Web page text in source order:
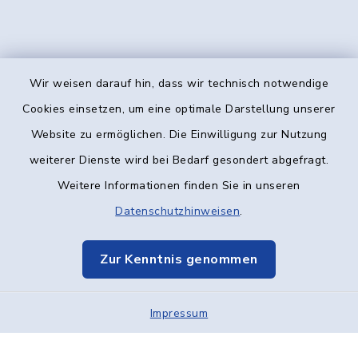
Wir weisen darauf hin, dass wir technisch notwendige
Cookies einsetzen, um eine optimale Darstellung unserer
Website zu ermöglichen. Die Einwilligung zur Nutzung
weiterer Dienste wird bei Bedarf gesondert abgefragt.
Weitere Informationen finden Sie in unseren
Datenschutzhinweisen.
Zur Kenntnis genommen
Impressum
Kontakt
Datenschutz
Elektronische Kommunikation
Sitemap